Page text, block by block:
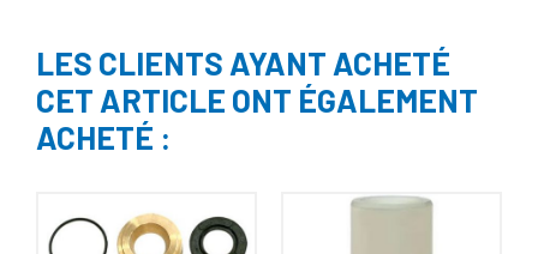
LES CLIENTS AYANT ACHETÉ
CET ARTICLE ONT ÉGALEMENT
ACHETÉ :